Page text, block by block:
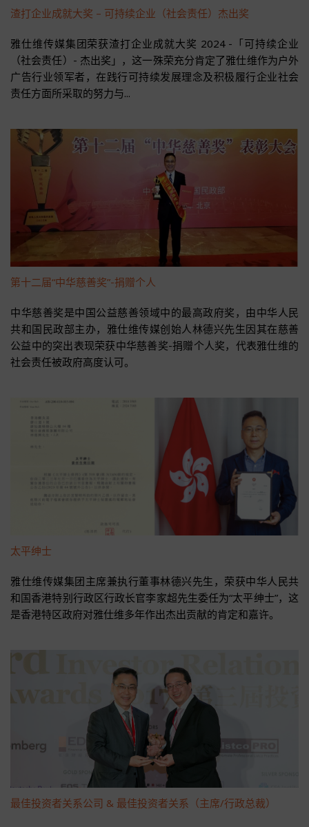
渣打企业成就大奖 – 可持续企业（社会责任）杰出奖
雅仕维传媒集团荣获渣打企业成就大奖 2024 -「可持续企业
（社会责任）- 杰出奖」，这一殊荣充分肯定了雅仕维作为户外
广告行业领军者，在践行可持续发展理念及积极履行企业社会
责任方面所采取的努力与...
第十二届“中华慈善奖”-捐赠个人
中华慈善奖是中国公益慈善领域中的最高政府奖，由中华人民
共和国民政部主办，雅仕维传媒创始人林德兴先生因其在慈善
公益中的突出表现荣获中华慈善奖-捐赠个人奖，代表雅仕维的
社会责任被政府高度认可。
太平绅士
雅仕维传媒集团主席兼执行董事林德兴先生，荣获中华人民共
和国香港特别行政区行政长官李家超先生委任为“太平绅士”，这
是香港特区政府对雅仕维多年作出杰出贡献的肯定和嘉许。
最佳投资者关系公司 & 最佳投资者关系（主席/行政总裁）